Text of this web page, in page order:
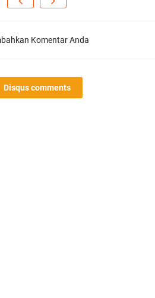
Komentar Anda
Disqus comments